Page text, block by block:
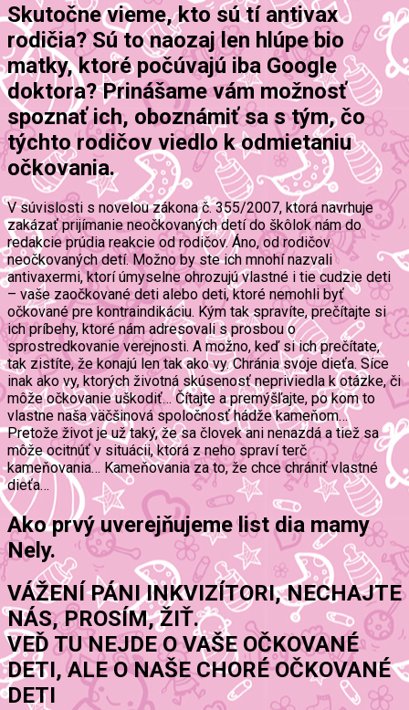
Skutočne vieme, kto sú tí antivax
rodičia? Sú to naozaj len hlúpe bio
matky, ktoré počúvajú iba Google
doktora? Prinášame vám možnosť
spoznať ich, oboznámiť sa s tým, čo
týchto rodičov viedlo k odmietaniu
očkovania.
V súvislosti s novelou zákona č. 355/2007, ktorá navrhuje
zakázať prijímanie neočkovaných detí do škôlok nám do
redakcie prúdia reakcie od rodičov. Áno, od rodičov
neočkovaných detí. Možno by ste ich mnohí nazvali
antivaxermi, ktorí úmyselne ohrozujú vlastné i tie cudzie deti
– vaše zaočkované deti alebo deti, ktoré nemohli byť
očkované pre kontraindikáciu. Kým tak spravíte, prečítajte si
ich príbehy, ktoré nám adresovali s prosbou o
sprostredkovanie verejnosti. A možno, keď si ich prečítate,
tak zistíte, že konajú len tak ako vy. Chránia svoje dieťa. Síce
inak ako vy, ktorých životná skúsenosť nepriviedla k otázke, či
môže očkovanie uškodiť… Čítajte a premýšľajte, po kom to
vlastne naša väčšinová spoločnosť hádže kameňom…
Pretože život je už taký, že sa človek ani nenazdá a tiež sa
môže ocitnúť v situácii, ktorá z neho spraví terč
kameňovania… Kameňovania za to, že chce chrániť vlastné
dieťa…
Ako prvý uverejňujeme list dia mamy
Nely.
VÁŽENÍ PÁNI INKVIZÍTORI, NECHAJTE
NÁS, PROSÍM, ŽIŤ.
VEĎ TU NEJDE O VAŠE OČKOVANÉ
DETI, ALE O NAŠE CHORÉ OČKOVANÉ
DETI